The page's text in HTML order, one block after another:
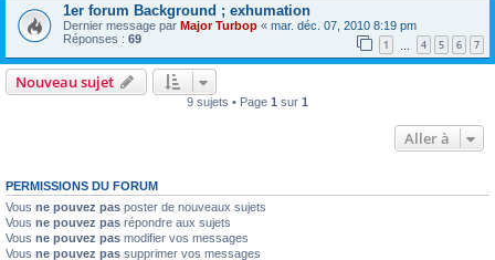
1er forum Background ; exhumation
Dernier message par Major Turbop « mar. déc. 07, 2010 8:19 pm
Réponses : 69 1 4 5 6 7
Nouveau sujet
9 sujets • Page 1 sur 1
Aller à
PERMISSIONS DU FORUM
Vous ne pouvez pas poster de nouveaux sujets
Vous ne pouvez pas répondre aux sujets
Vous ne pouvez pas modifier vos messages
Vous ne pouvez pas supprimer vos messages